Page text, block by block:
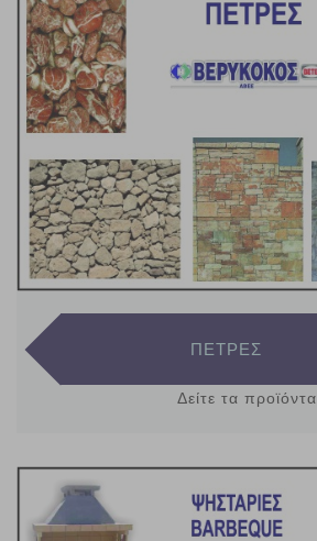
ΠΕΤΡΕΣ
Δείτε τα προϊόντα